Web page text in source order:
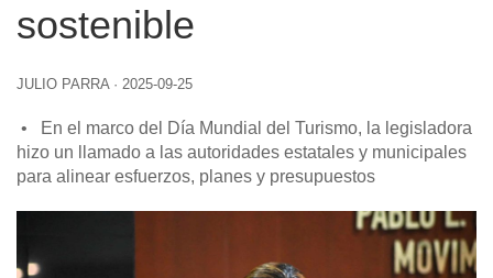
sostenible
JULIO PARRA · 2025-09-25
• En el marco del Día Mundial del Turismo, la legisladora
hizo un llamado a las autoridades estatales y municipales
para alinear esfuerzos, planes y presupuestos